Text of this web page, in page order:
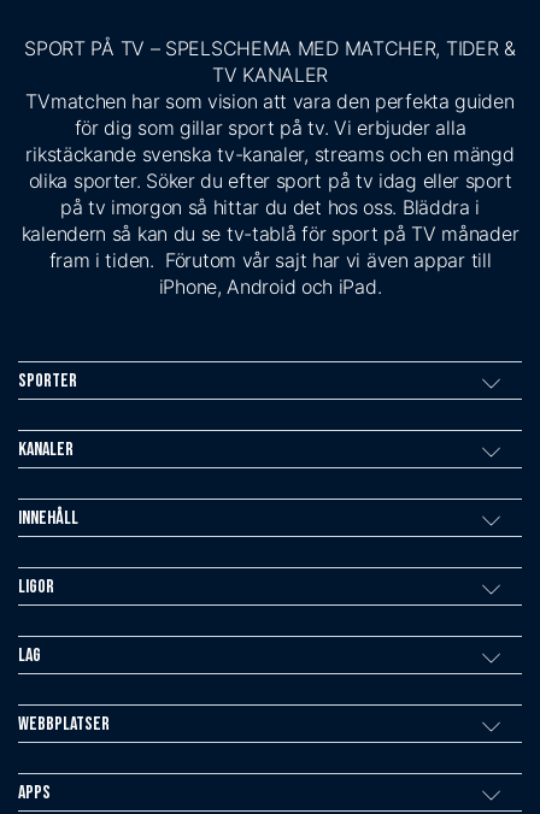
SPORT PÅ TV – SPELSCHEMA MED MATCHER, TIDER &
TV KANALER
TVmatchen har som vision att vara den perfekta guiden
för dig som gillar sport på tv. Vi erbjuder alla
rikstäckande svenska tv-kanaler, streams och en mängd
olika sporter. Söker du efter sport på tv idag eller sport
på tv imorgon så hittar du det hos oss. Bläddra i
kalendern så kan du se tv-tablå för sport på TV månader
fram i tiden. Förutom vår sajt har vi även appar till
iPhone, Android och iPad.
Sporter
Kanaler
Innehåll
Ligor
Lag
Webbplatser
Apps